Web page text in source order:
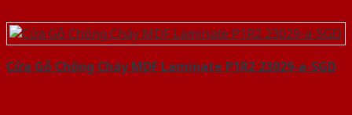
Cửa Gỗ Chống Cháy MDF Laminate P1R2 23029-a-SGD